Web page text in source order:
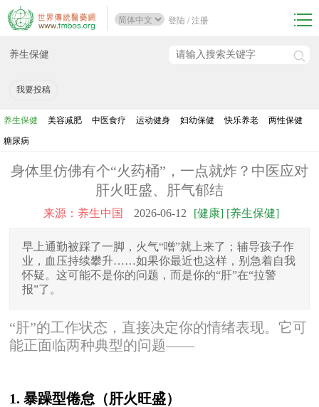
登陆 / 注册
养生保健
我要投稿
养生保健 美容减肥 中医食疗 运动健身 妇幼保健 快乐养老 两性保健
糖尿病
身体里仿佛有个“火药桶”，一点就炸？中医应对
肝火旺盛、肝气郁结
来源：养生中国 2026-06-12 [健康] [养生保健]
早上通勤被踩了一脚，火气“噌”就上来了；辅导孩子作
业，血压持续攀升……如果你最近也这样，别急着自我
怀疑。这可能不是你的问题，而是你的“肝”在“拉警
报”了。
“肝”的工作状态，直接决定你的情绪表现。它可
能正面临两种典型的问题——
1. 暴躁型倦怠（肝火旺盛）